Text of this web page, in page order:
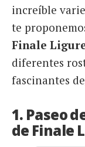
increíble
te
Finale
diferentes
fascinantes de
1. Paseo
de Finale